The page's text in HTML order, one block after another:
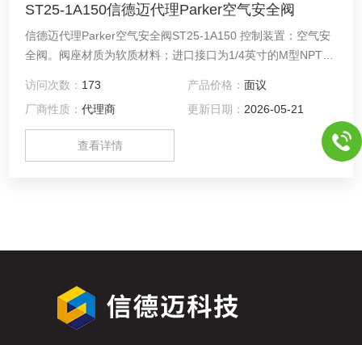
ST25-1A150信德迈代理Parker空气安全阀
信德迈代理Parker空气安全阀ST25-1A150 控制装置：空气安
全阀。阀座材质为软质材料；进口接口为1/4英寸的M型NPT接
体材料作为阀座，从而能够在低温环境下实现良好的密封效
果。与硬座阀门相比，软座阀门能够提供更紧密的密封性能，
不过其适用的温度范围较低。
访问次数： 173 产品价格： 面议
厂商性质：代理商 更新日期： 2026-05-21
查看详情